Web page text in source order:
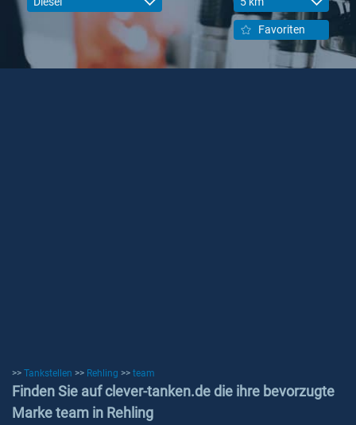
Favoriten
>> Tankstellen >> Rehling >> team
Finden Sie auf clever-tanken.de die ihre bevorzugte
Marke team in Rehling